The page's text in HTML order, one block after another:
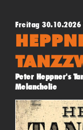
Freitag
Peter Heppner's
Melancholie